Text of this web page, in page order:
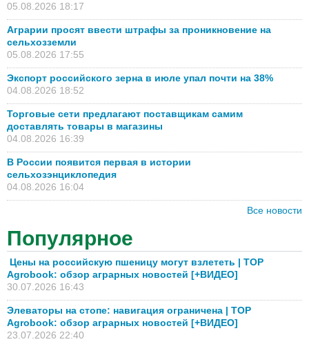
05.08.2026 18:17
Аграрии просят ввести штрафы за проникновение на
сельхозземли
05.08.2026 17:55
Экспорт российского зерна в июле упал почти на 38%
04.08.2026 18:52
Торговые сети предлагают поставщикам самим
доставлять товары в магазины
04.08.2026 16:39
В России появится первая в истории
сельхозэнциклопедия
04.08.2026 16:04
Все новости
Популярное
Цены на российскую пшеницу могут взлететь | TOP
Agrobook: обзор аграрных новостей [+ВИДЕО]
30.07.2026 16:43
Элеваторы на стопе: навигация ограничена | TOP
Agrobook: обзор аграрных новостей [+ВИДЕО]
23.07.2026 22:40